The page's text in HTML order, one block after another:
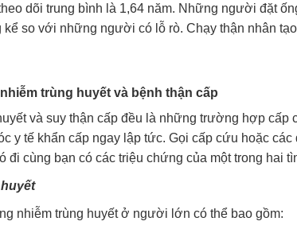
dõi trung bình là 1,64 năm. Những người đặt
kể so với những người có lỗ rò. Chạy thận nhân
trùng huyết và bệnh thận cấp
và suy thận cấp đều là những trường hợp cấp
y tế khẩn cấp ngay lập tức. Gọi cấp cứu hoặc
đi cùng bạn có các triệu chứng của một trong hai
nhiễm trùng huyết ở người lớn có thể bao gồm: